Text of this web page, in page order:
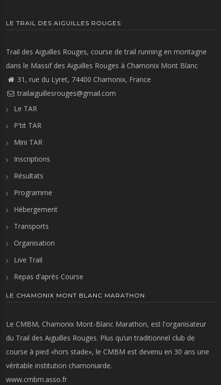
LE TRAIL DES AIGUILLES ROUGES
Trail des Aiguilles Rouges, course de trail running en montagne
dans le Massif des Aiguilles Rouges à Chamonix Mont Blanc
31, rue du Lyret, 74400 Chamonix, France
trailaiguillesrouges@gmail.com
Le TAR
P'tit TAR
Mini TAR
Inscriptions
Résultats
Programme
Hébergement
Transports
Organisation
Live Trail
Repas d'après Course
LE CHAMONIX MONT BLANC MARATHON
Le CMBM, Chamonix Mont-Blanc Marathon, est l'organisateur
du Trail des Aiguilles Rouges. Plus qu’un traditionnel club de
course à pied «hors stade», le CMBM est devenu en 30 ans une
véritable institution chamoniarde.
www.cmbm.asso.fr